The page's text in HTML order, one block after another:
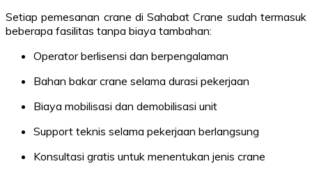
Setiap pemesanan crane di Sahabat Crane sudah termasuk
beberapa fasilitas tanpa biaya tambahan:
Operator berlisensi dan berpengalaman
Bahan bakar crane selama durasi pekerjaan
Biaya mobilisasi dan demobilisasi unit
Support teknis selama pekerjaan berlangsung
Konsultasi gratis untuk menentukan jenis crane